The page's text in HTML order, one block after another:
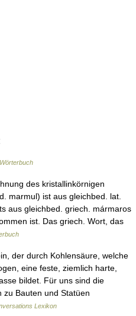
des kristallinkörnigen
marmul) ist aus gleichbed. lat.
aus gleichbed. griech. mármaros
ist. Das griech. Wort, das
der durch Kohlensäure, welche
eine feste, ziemlich harte,
bildet. Für uns sind die
zu Bauten und Statüen
Lexikon